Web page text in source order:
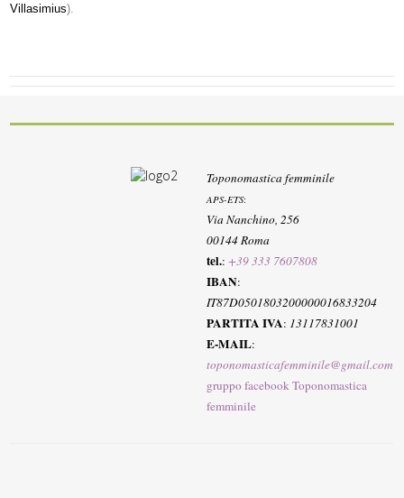
Villasimius).
Toponomastica femminile
APS-ETS:
Via Nanchino, 256
00144 Roma
tel.:+39 333 7607808
IBAN:
IT87D0501803200000016833204
PARTITA IVA: 13117831001
E-MAIL:
toponomasticafemminile@gmail.com
gruppo facebook Toponomastica
femminile